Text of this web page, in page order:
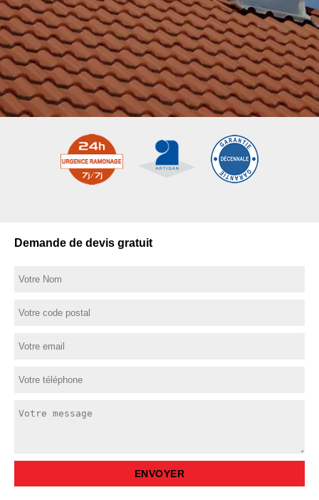
Demande de devis gratuit